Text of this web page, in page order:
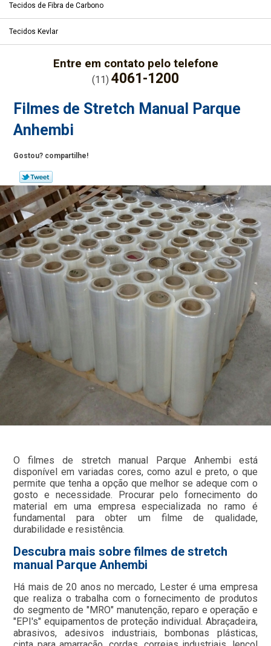
Tecidos de Fibra de Carbono
Tecidos Kevlar
Entre em contato pelo telefone
(11) 4061-1200
Filmes de Stretch Manual Parque
Anhembi
Gostou? compartilhe!
O filmes de stretch manual Parque Anhembi está
disponível em variadas cores, como azul e preto, o que
permite que tenha a opção que melhor se adeque com o
gosto e necessidade. Procurar pelo fornecimento do
material em uma empresa especializada no ramo é
fundamental para obter um filme de qualidade,
durabilidade e resistência.
Descubra mais sobre filmes de stretch
manual Parque Anhembi
Há mais de 20 anos no mercado, Lester é uma empresa
que realiza o trabalha com o fornecimento de produtos
do segmento de "MRO" manutenção, reparo e operação e
"EPI's" equipamentos de proteção individual. Abraçadeira,
abrasivos, adesivos industriais, bombonas plásticas,